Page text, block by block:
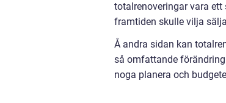
totalrenoveringar vara
framtiden skulle vilja
Å andra sidan kan
så omfattande
noga planera och